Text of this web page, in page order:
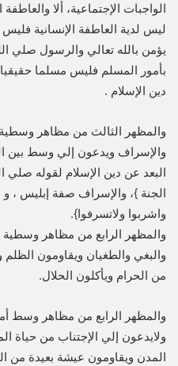
الواجبات الإجتماعية، ألا
ليس لدية العاطفة الإنسانية
يؤمن بالله تعالي والرسول صلي
بأمور المسلم فليس مسلما حقيقيا
دين الإسلام .
والمظهر الثالث من مظاهر وسطية
والإسراف ويدعون إلي وسط بين
البعد عن دين الإسلام لقوله صلي
الجنة }، والإسراف صفة إبليس ،
واشربوا ولاتسرفوا}.
والمظهر الرابع من مظاهر وسطية
والبغي والطغيان ويقاومون الظلم
من الحرام ويأكلون الحلال.
والمظهر الرابع من مظاهر وسط
ولايدعون إلي الإجتناب من حياة
المدن ويقاومون عيشة بعيدة من